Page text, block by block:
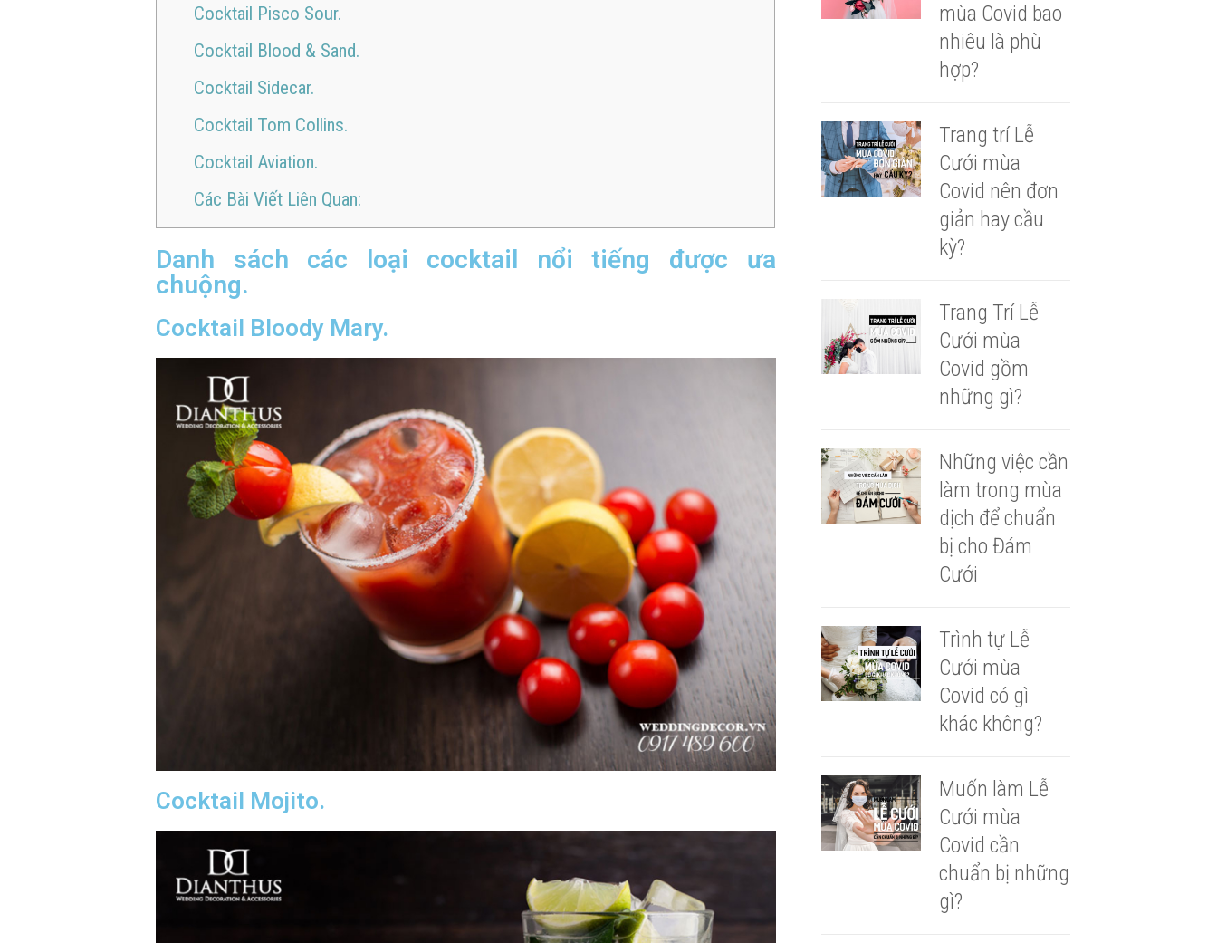
Cocktail Pisco Sour.
Cocktail Blood & Sand.
Cocktail Sidecar.
Cocktail Tom Collins.
Cocktail Aviation.
Các Bài Viết Liên Quan:
Danh sách các loại cocktail nổi tiếng được ưa
chuộng.
Cocktail Bloody Mary.
Cocktail Mojito.
mùa Covid bao
nhiêu là phù
hợp?
Trang trí Lễ
Cưới mùa
Covid nên đơn
giản hay cầu
kỳ?
Trang Trí Lễ
Cưới mùa
Covid gồm
những gì?
Những việc cần
làm trong mùa
dịch để chuẩn
bị cho Đám
Cưới
Trình tự Lễ
Cưới mùa
Covid có gì
khác không?
Muốn làm Lễ
Cưới mùa
Covid cần
chuẩn bị những
gì?